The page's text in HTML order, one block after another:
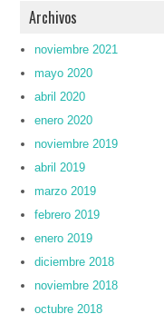
Archivos
noviembre 2021
mayo 2020
abril 2020
enero 2020
noviembre 2019
abril 2019
marzo 2019
febrero 2019
enero 2019
diciembre 2018
noviembre 2018
octubre 2018